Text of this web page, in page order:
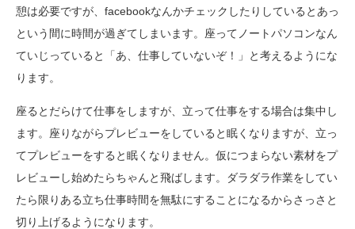
憩は必要ですが、facebookなんかチェックしたりしているとあっ
という間に時間が過ぎてしまいます。座ってノートパソコンなん
ていじっていると「あ、仕事していないぞ！」と考えるようにな
ります。
座るとだらけて仕事をしますが、立って仕事をする場合は集中し
ます。座りながらプレビューをしていると眠くなりますが、立っ
てプレビューをすると眠くなりません。仮につまらない素材をプ
レビューし始めたらちゃんと飛ばします。ダラダラ作業をしてい
たら限りある立ち仕事時間を無駄にすることになるからさっさと
切り上げるようになります。